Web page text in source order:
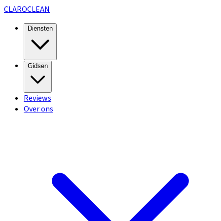
CLAROCLEAN
Diensten
Gidsen
Reviews
Over ons